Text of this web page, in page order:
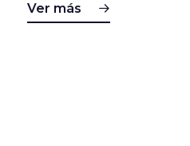
Ver más